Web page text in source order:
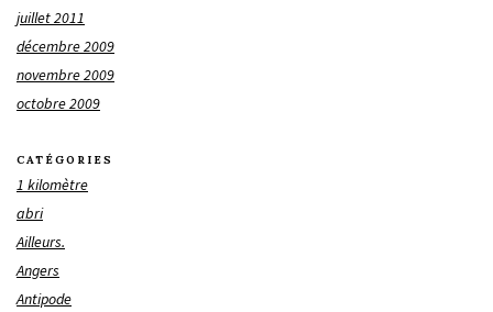
juillet 2011
décembre 2009
novembre 2009
octobre 2009
CATÉGORIES
1 kilomètre
abri
Ailleurs.
Angers
Antipode